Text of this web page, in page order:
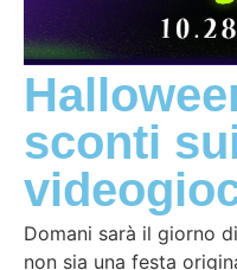
sconti
Domani sarà il giorno di
non sia una festa